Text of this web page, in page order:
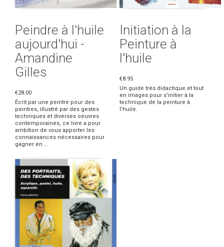
Peindre à l'huile
aujourd'hui -
Amandine
Gilles
€28.00
Écrit par une peintre pour des
peintres, illustré par des gestes
techniques et diverses oeuvres
contemporaines, ce livre a pour
ambition de vous apporter les
connaissances nécessaires pour
gagner en ...
Initiation à la
Peinture à
l'huile
€8.95
Un guide très didactique et tout
en images pour s'initier à la
technique de la peinture à
l'huile.